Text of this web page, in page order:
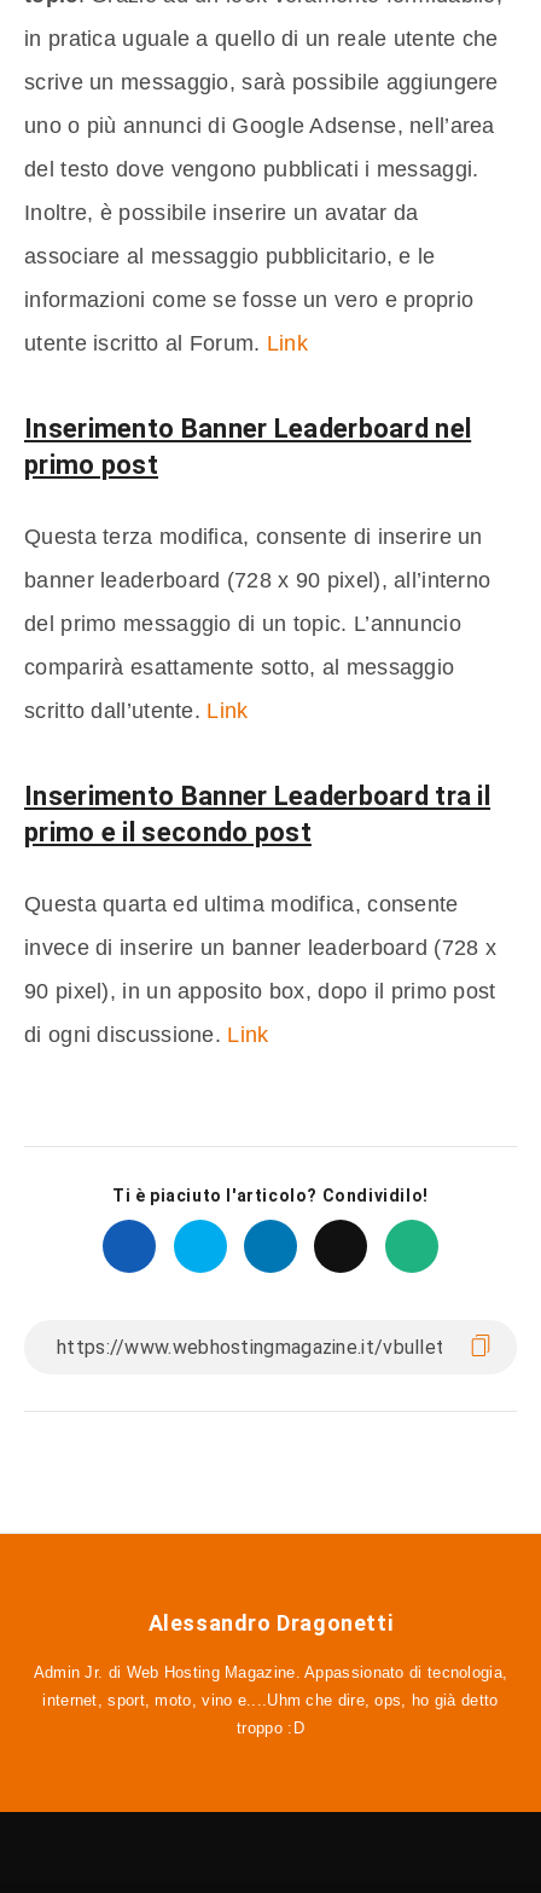
in pratica uguale a quello di un reale utente che
scrive un messaggio, sarà possibile aggiungere
uno o più annunci di Google Adsense, nell’area
del testo dove vengono pubblicati i messaggi.
Inoltre, è possibile inserire un avatar da
associare al messaggio pubblicitario, e le
informazioni come se fosse un vero e proprio
utente iscritto al Forum. Link
Inserimento Banner Leaderboard nel
primo post
Questa terza modifica, consente di inserire un
banner leaderboard (728 x 90 pixel), all’interno
del primo messaggio di un topic. L’annuncio
comparirà esattamente sotto, al messaggio
scritto dall’utente. Link
Inserimento Banner Leaderboard tra il
primo e il secondo post
Questa quarta ed ultima modifica, consente
invece di inserire un banner leaderboard (728 x
90 pixel), in un apposito box, dopo il primo post
di ogni discussione. Link
Ti è piaciuto l'articolo? Condividilo!
Alessandro Dragonetti
Admin Jr. di Web Hosting Magazine. Appassionato di tecnologia,
internet, sport, moto, vino e....Uhm che dire, ops, ho già detto
troppo :D